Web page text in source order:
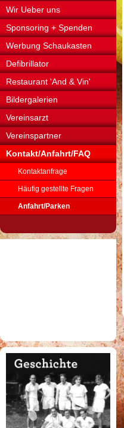
Wir Ueber uns
Sponsoring + Spenden
Werbung Schaukasten
Defibrillator
Restaurant 'And & Vin'
Bildergalerien
Vereinsarzt
Vereinspartner
Kontakt/Anfahrt/FAQ
Kontaktanfrage
Häufig gestellte Fragen
Anfahrt/Parken